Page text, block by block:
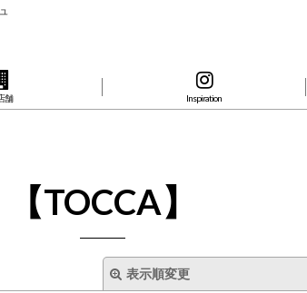
舗 Inspiration
【TOCCA】
表示順変更